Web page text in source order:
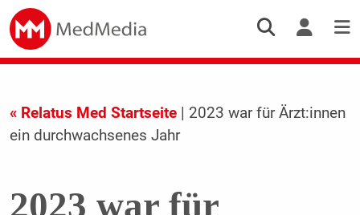
« Relatus Med Startseite| 2023 war für Ärzt:innen
ein durchwachsenes Jahr
2023 war für